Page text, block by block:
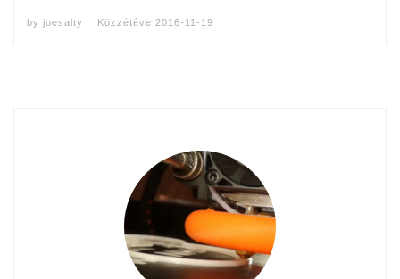
by joesalty Közzétéve 2016-11-19